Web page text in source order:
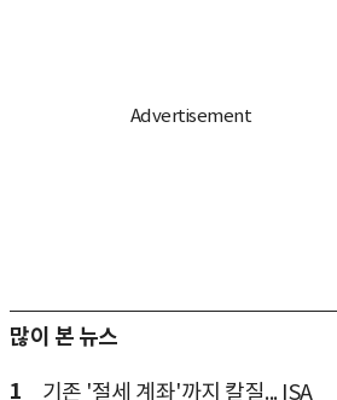
많이 본 뉴스
1
기존 '절세 계좌'까지 칼질... ISA